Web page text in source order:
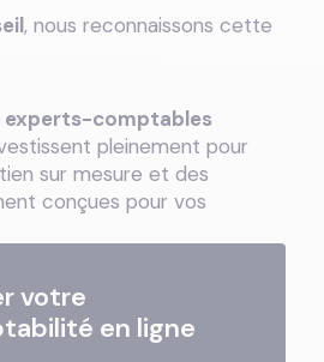
, nous reconnaissons cette
experts-comptables
pleinement pour
sur mesure et des
conçues pour vos
votre
en ligne